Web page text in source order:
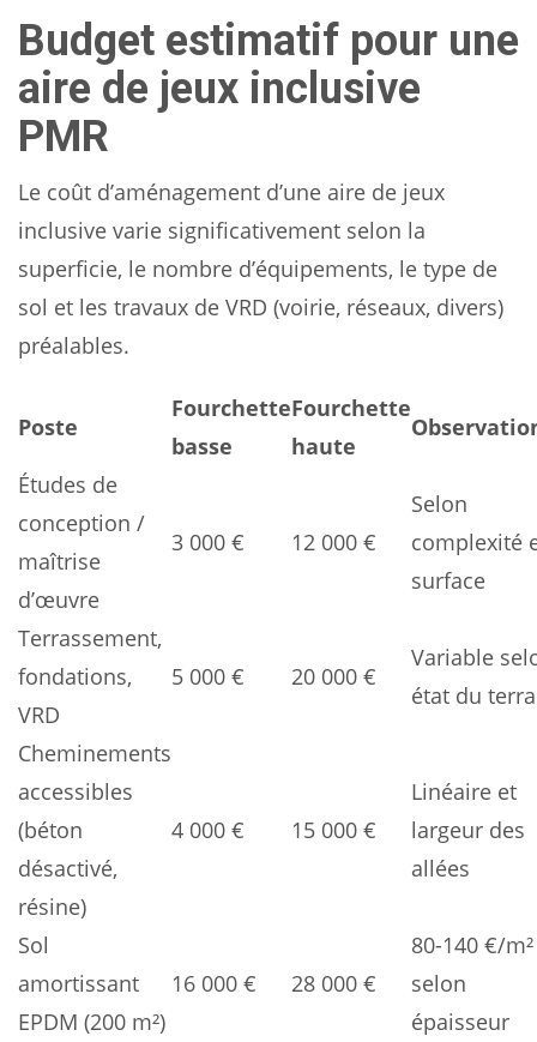
Budget estimatif pour une
aire de jeux inclusive
PMR
Le coût d’aménagement d’une aire de jeux
inclusive varie significativement selon la
superficie, le nombre d’équipements, le type de
sol et les travaux de VRD (voirie, réseaux, divers)
préalables.
Poste
Fourchette
basse
Fourchette
haute
Études de
conception /
maîtrise
d’œuvre
3 000 € 12 000 €
Selon
complexité
surface
Terrassement,
fondations,
VRD
5 000 € 20 000 €
Variable
état du
Cheminements
accessibles
(béton
désactivé,
résine)
4 000 € 15 000 €
Linéaire et
largeur des
allées
Sol
amortissant
EPDM (200 m²)
16 000 € 28 000 €
80-140 €/m²
selon
épaisseur